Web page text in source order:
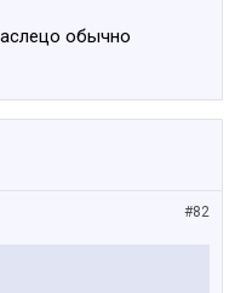
обычно
#82